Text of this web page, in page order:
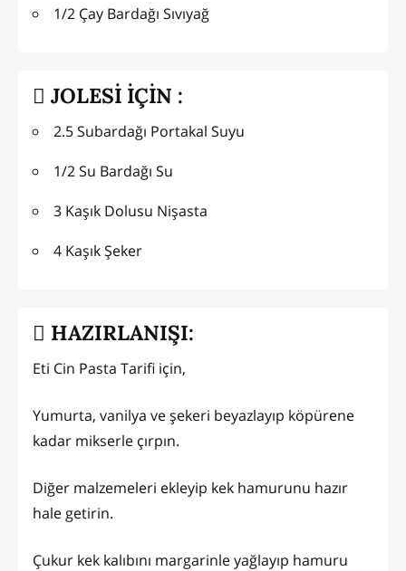
1/2 Çay Bardağı Sıvıyağ
JOLESİ İÇİN :
2.5 Subardağı Portakal Suyu
1/2 Su Bardağı Su
3 Kaşık Dolusu Nişasta
4 Kaşık Şeker
HAZIRLANIŞI:
Eti Cin Pasta Tarifi için,
Yumurta, vanilya ve şekeri beyazlayıp köpürene
kadar mikserle çırpın.
Diğer malzemeleri ekleyip kek hamurunu hazır
hale getirin.
Çukur kek kalıbını margarinle yağlayıp hamuru